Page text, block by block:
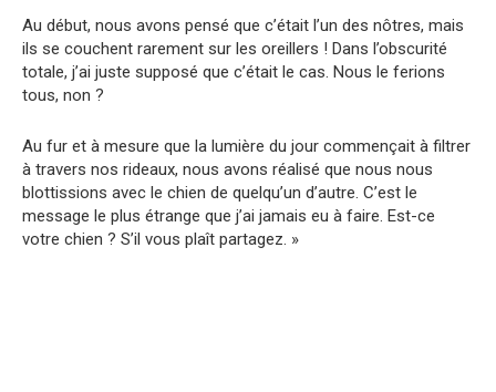
Au début, nous avons pensé que c’était l’un des nôtres, mais
ils se couchent rarement sur les oreillers ! Dans l’obscurité
totale, j’ai juste supposé que c’était le cas. Nous le ferions
tous, non ?
Au fur et à mesure que la lumière du jour commençait à filtrer
à travers nos rideaux, nous avons réalisé que nous nous
blottissions avec le chien de quelqu’un d’autre. C’est le
message le plus étrange que j’ai jamais eu à faire. Est-ce
votre chien ? S’il vous plaît partagez. »